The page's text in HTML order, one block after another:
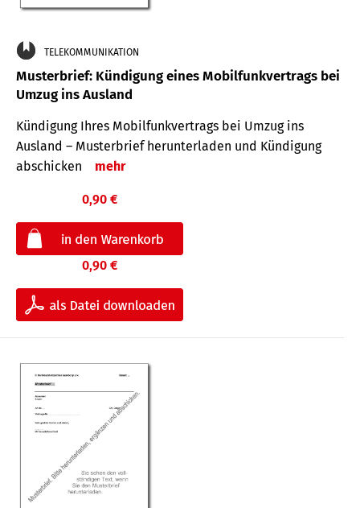
TELEKOMMUNIKATION
Musterbrief: Kündigung eines Mobilfunkvertrags bei
Umzug ins Ausland
Kündigung Ihres Mobilfunkvertrags bei Umzug ins
Ausland – Musterbrief herunterladen und Kündigung
abschicken
mehr
0,90 €
0,90 €